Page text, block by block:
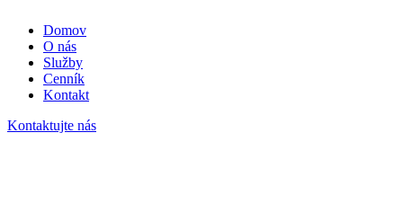
Domov
O nás
Služby
Cenník
Kontakt
Kontaktujte nás